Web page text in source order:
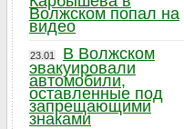
Волжском попал на
видео
23.01
В Волжском
эвакуировали
автомобили,
оставленные под
запрещающими
знаками